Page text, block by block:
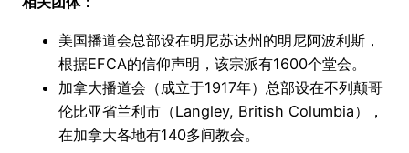
美国播道会总部设在明尼苏达州的明尼阿波利斯，
根据EFCA的信仰声明，该宗派有1600个堂会。
加拿大播道会（成立于1917年）总部设在不列颠哥
伦比亚省兰利市（Langley, British Columbia），
在加拿大各地有140多间教会。